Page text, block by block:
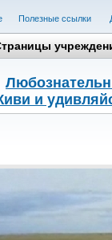
Полезные cсылки
и